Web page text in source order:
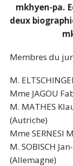
mkhyen-pa.
deux
Membres du
M.
Mme JAGOU
M. MATHES
(Autriche)
Mme SERNESI
M. SOBISCH
(Allemagne)